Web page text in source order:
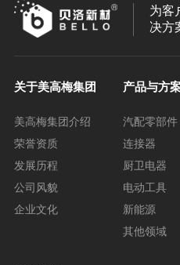
为客
决方
关于美高梅集团
美高梅集团介绍
荣誉资质
发展历程
公司风貌
企业文化
产品与方
汽配零部件
连接器
厨卫电器
电动工具
新能源
其他领域